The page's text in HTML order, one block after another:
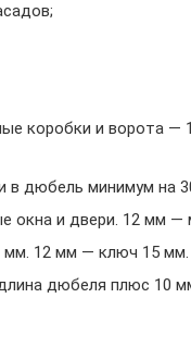
коробки и ворота
в дюбель минимум на
и двери. 12 мм —
мм. 12 мм — ключ 15 мм.
дюбеля плюс 10